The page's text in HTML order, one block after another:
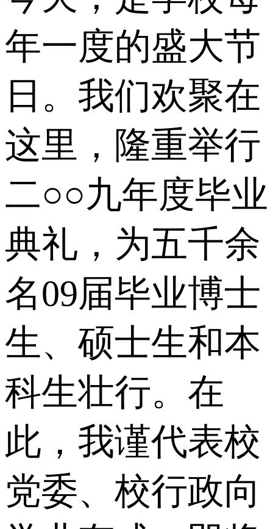
年一度的盛大节
日。我们欢聚在
这里，隆重举行
二○○九年度毕业
典礼，为五千余
名09届毕业博士
生、硕士生和本
科生壮行。在
此，我谨代表校
党委、校行政向